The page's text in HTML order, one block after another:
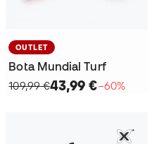
OUTLET
Bota Mundial Turf
109,99 €43,99 €−60%